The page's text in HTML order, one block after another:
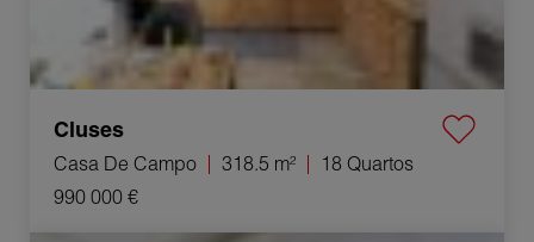
Cluses
Casa De Campo 318.5 m²
18 Quartos
990 000 €